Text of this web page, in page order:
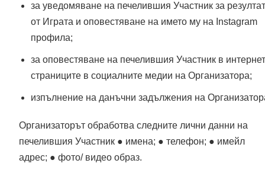
за уведомяване на печелившия Участник за
от Играта и оповестяване на името му на Instagram
профила;
за оповестяване на печелившия Участник в интернет
страниците в социалните медии на Организатора;
изпълнение на данъчни задължения на
Организаторът обработва следните лични данни на
печелившия Участник ● имена; ● телефон; ● имейл
адрес; ● фото/ видео образ.